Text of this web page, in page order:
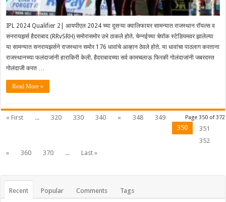
IPL 2024 Qualifier 2| आयपीएल 2024 च्या दुसऱ्या क्वालिफायर सामन्यात राजस्थान रॉयल्स व
सनरायझर्स हैदराबाद (RRvSRH) समोरासमोर उभे ठाकले होते. चेन्नईच्या चेपॉक स्टेडियमवर झालेल्या
या सामन्यात सनरायझर्सने राजस्थान समोर 176 धावांचे आव्हान ठेवले होते. या धावांचा पाठलाग करताना
राजस्थानच्या फलंदाजांनी हाराकिरी केली. हैदराबादच्या सर्व कामचलाऊ फिरकी गोलंदाजांनी जबरदस्त
गोलंदाजी करत …
Read More »
Page 350 of 372
« First ... 320 330 340 « 348
349
350
351
352
»
360 370 ... Last »
Recent Popular Comments Tags